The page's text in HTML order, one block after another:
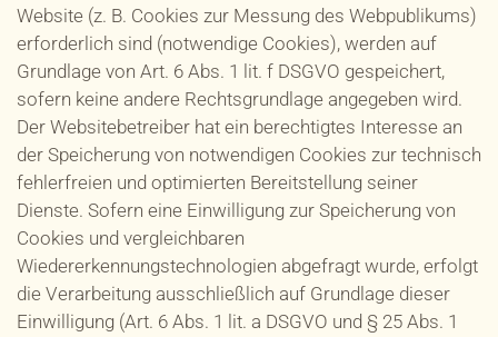
Website (z. B. Cookies zur Messung des Webpublikums)
erforderlich sind (notwendige Cookies), werden auf
Grundlage von Art. 6 Abs. 1 lit. f DSGVO gespeichert,
sofern keine andere Rechtsgrundlage angegeben wird.
Der Websitebetreiber hat ein berechtigtes Interesse an
der Speicherung von notwendigen Cookies zur technisch
fehlerfreien und optimierten Bereitstellung seiner
Dienste. Sofern eine Einwilligung zur Speicherung von
Cookies und vergleichbaren
Wiedererkennungstechnologien abgefragt wurde, erfolgt
die Verarbeitung ausschließlich auf Grundlage dieser
Einwilligung (Art. 6 Abs. 1 lit. a DSGVO und § 25 Abs. 1